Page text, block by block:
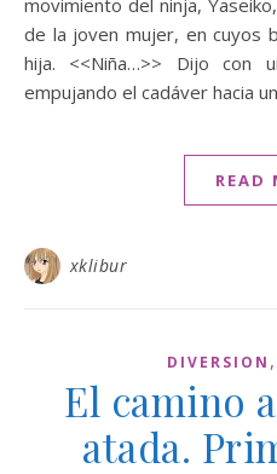
movimiento del ninja,
de la joven mujer, en cuyos
hija. <<Niña…>> Dijo con
empujando el cadáver hacia
READ
xklibur
DIVERSION ,
El camino
atada.